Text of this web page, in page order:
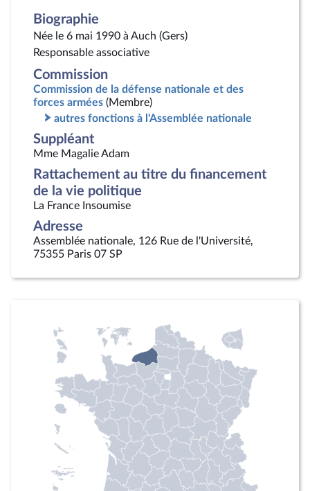
Biographie
Née le 6 mai 1990 à Auch (Gers)
Responsable associative
Commission
Commission de la défense nationale et des
forces armées (Membre)
autres fonctions à l'Assemblée nationale
Suppléant
Mme Magalie Adam
Rattachement au titre du financement
de la vie politique
La France Insoumise
Adresse
Assemblée nationale, 126 Rue de l'Université,
75355 Paris 07 SP